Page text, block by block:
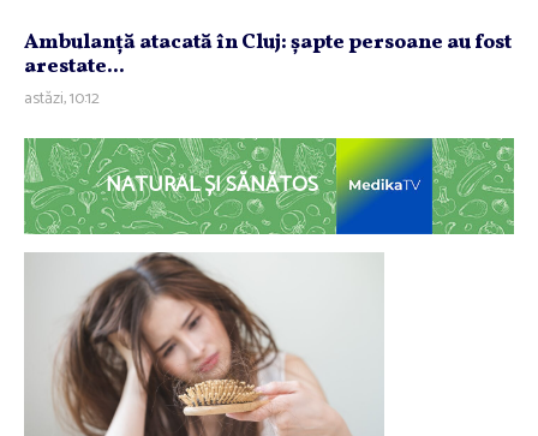
Ambulanţă atacată în Cluj: şapte persoane au fost
arestate...
astăzi, 10:12
NATURAL ȘI SĂNĂTOS